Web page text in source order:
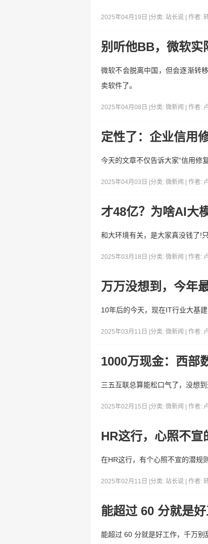
2025年04月19日 | 分类: 站长说 | 作者:
别听他BB，微软实
微软不会脱离中国，但会逐渐转
卖软件了。
2025年04月08日 | 分类: 微新闻 | 作者:
定性了：企业信用
今天的文章不仅告诉大家“信用修
2025年04月03日 | 分类: 微新闻 | 作者:
才48亿？为啥AI大
和大环境有关，是大家真没钱了!
2025年03月18日 | 分类: 微新闻 | 作者:
万万没想到，今年
10年后的今天，现在IT行业大基
2025年03月11日 | 分类: 微新闻 | 作者:
1000万现金：西部
三五互联总算能松口气了，没想
2025年02月15日 | 分类: 微新闻 | 作者:
HR这行，心照不宣
在HR这行，有个心照不宣的潜规则
2025年02月11日 | 分类: 站长说 | 作者:
能超过 60 分就是
能超过 60 分就是好工作，千万别